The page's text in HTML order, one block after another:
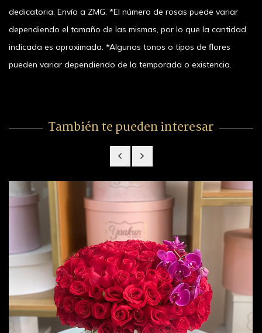
dedicatoria. Envío a ZMG. *El número de rosas puede variar
dependiendo el tamaño de las mismas, por lo que la cantidad
indicada es aproximada. *Algunos tonos o tipos de flores
pueden variar dependiendo de la temporada o existencia.
También te pueden interesar